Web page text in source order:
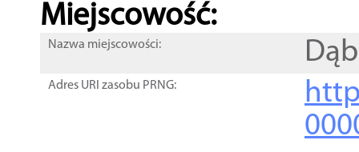
Miejscowość:
Nazwa miejscowości:
Adres URI zasobu PRNG: